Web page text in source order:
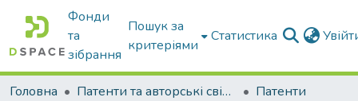
Фонди
та
зібрання
Пошук за
критеріями
Статистика
Головна Патенти та авторські свідоцтва
Патенти